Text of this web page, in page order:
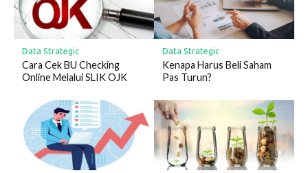
Data Strategic
Cara Cek BU Checking
Online Melalui SLIK OJK
Data Strategic
Kenapa Harus Beli Saham
Pas Turun?